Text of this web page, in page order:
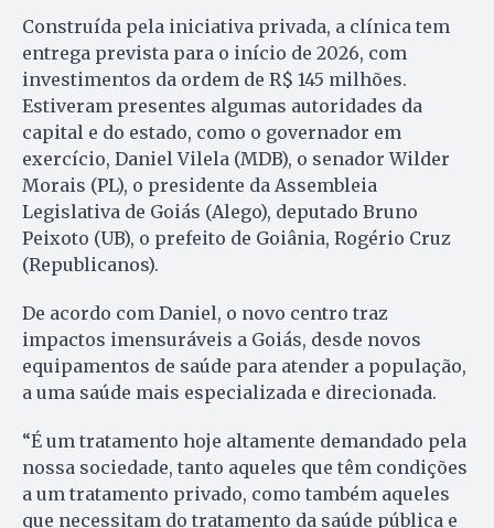
Construída pela iniciativa privada, a clínica tem
entrega prevista para o início de 2026, com
investimentos da ordem de R$ 145 milhões.
Estiveram presentes algumas autoridades da
capital e do estado, como o governador em
exercício, Daniel Vilela (MDB), o senador Wilder
Morais (PL), o presidente da Assembleia
Legislativa de Goiás (Alego), deputado Bruno
Peixoto (UB), o prefeito de Goiânia, Rogério Cruz
(Republicanos).
De acordo com Daniel, o novo centro traz
impactos imensuráveis a Goiás, desde novos
equipamentos de saúde para atender a população,
a uma saúde mais especializada e direcionada.
“É um tratamento hoje altamente demandado pela
nossa sociedade, tanto aqueles que têm condições
a um tratamento privado, como também aqueles
que necessitam do tratamento da saúde pública e